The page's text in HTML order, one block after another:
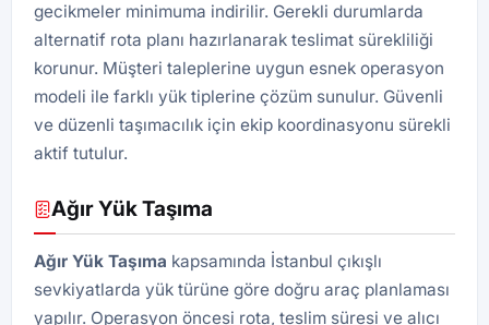
gecikmeler minimuma indirilir. Gerekli durumlarda
alternatif rota planı hazırlanarak teslimat sürekliliği
korunur. Müşteri taleplerine uygun esnek operasyon
modeli ile farklı yük tiplerine çözüm sunulur. Güvenli
ve düzenli taşımacılık için ekip koordinasyonu sürekli
aktif tutulur.
Ağır Yük Taşıma
Ağır Yük Taşıma kapsamında İstanbul çıkışlı
sevkiyatlarda yük türüne göre doğru araç planlaması
yapılır. Operasyon öncesi rota, teslim süresi ve alıcı